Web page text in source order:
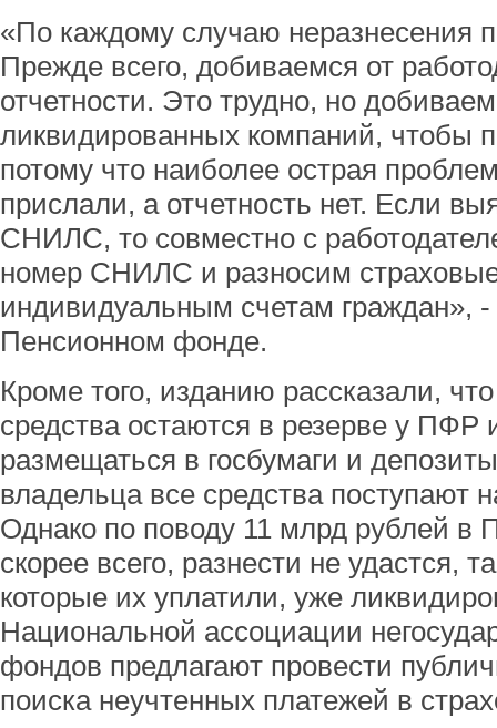
«По каждому случаю неразнесения
Прежде всего, добиваемся от
отчетности. Это трудно, но
ликвидированных компаний, чтобы
потому что наиболее острая
прислали, а отчетность нет. Если
СНИЛС, то совместно с
номер СНИЛС и разносим
индивидуальным счетам граждан», -
Пенсионном фонде.
Кроме того, изданию рассказали,
средства остаются в резерве у
размещаться в госбумаги и
владельца все средства поступают
Однако по поводу 11 млрд рублей в
скорее всего, разнести не удастся,
которые их уплатили, уже
Национальной ассоциации
фондов предлагают провести
поиска неучтенных платежей в